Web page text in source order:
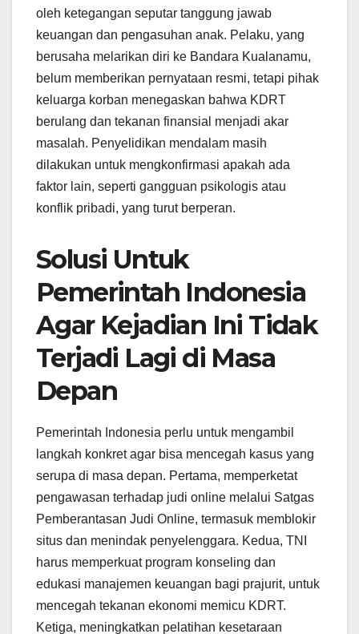
oleh ketegangan seputar tanggung jawab
keuangan dan pengasuhan anak. Pelaku, yang
berusaha melarikan diri ke Bandara Kualanamu,
belum memberikan pernyataan resmi, tetapi pihak
keluarga korban menegaskan bahwa KDRT
berulang dan tekanan finansial menjadi akar
masalah. Penyelidikan mendalam masih
dilakukan untuk mengkonfirmasi apakah ada
faktor lain, seperti gangguan psikologis atau
konflik pribadi, yang turut berperan.
Solusi Untuk
Pemerintah Indonesia
Agar Kejadian Ini Tidak
Terjadi Lagi di Masa
Depan
Pemerintah Indonesia perlu untuk mengambil
langkah konkret agar bisa mencegah kasus yang
serupa di masa depan. Pertama, memperketat
pengawasan terhadap judi online melalui Satgas
Pemberantasan Judi Online, termasuk memblokir
situs dan menindak penyelenggara. Kedua, TNI
harus memperkuat program konseling dan
edukasi manajemen keuangan bagi prajurit, untuk
mencegah tekanan ekonomi memicu KDRT.
Ketiga, meningkatkan pelatihan kesetaraan